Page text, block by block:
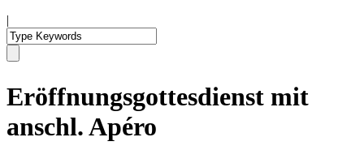
|
Eröffnungsgottesdienst mit
anschl. Apéro